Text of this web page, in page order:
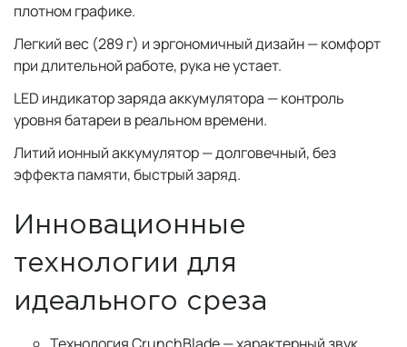
плотном графике.
Легкий вес (289 г) и эргономичный дизайн — комфорт
при длительной работе, рука не устает.
LED индикатор заряда аккумулятора — контроль
уровня батареи в реальном времени.
Литий ионный аккумулятор — долговечный, без
эффекта памяти, быстрый заряд.
Инновационные
технологии для
идеального среза